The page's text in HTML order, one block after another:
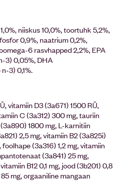
niiskus 10,0%, toortuhk 5,2%,
0,9%, naatrium 0,2%,
6 rasvhapped 2,2%, EPA
3) 0,05%, DHA
3) 0,1%.
vitamiin D3 (3a671) 1500 RÜ,
C (3a312) 300 mg, tauriin
1800 mg, L-karnitiin
2,5 mg, vitamiin B2 (3a825i)
(3a316) 1,2 mg, vitamiin
(3a841) 25 mg,
B12 0,1 mg, jood (3b201) 0,8
mg, orgaaniline mangaan